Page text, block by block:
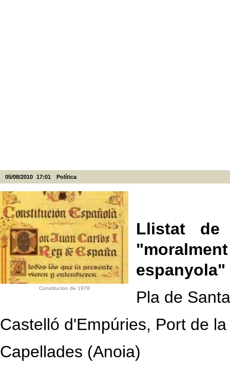
05/08/2010 17:01 Política
Constitucion de 1978
Llistat de
espanyola"
Pla de
Castelló d'Empúries, Port de
Capellades (Anoia)